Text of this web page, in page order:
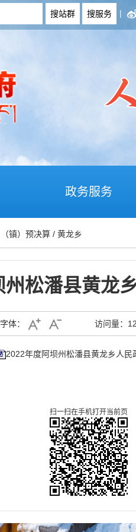
|
政务服务
（镇）预决算 / 黄龙乡
松潘县黄龙
字体： 访问量：
2022年度阿坝州松潘县黄龙乡人民
扫一扫在手机打开当前页